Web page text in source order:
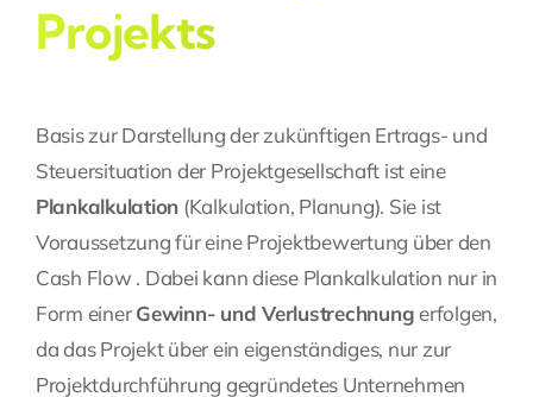
Projekts
Basis zur Darstellung der zukünftigen Ertrags- und
Steuersituation der Projektgesellschaft ist eine
Plankalkulation (Kalkulation, Planung). Sie ist
Voraussetzung für eine Projektbewertung über den
Cash Flow . Dabei kann diese Plankalkulation nur in
Form einerGewinn- und Verlustrechnungerfolgen,
da das Projekt über ein eigenständiges, nur zur
Projektdurchführung gegründetes Unternehmen